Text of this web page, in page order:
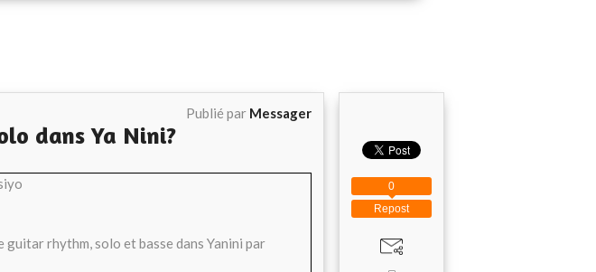
Publié par Messager
dans Ya Nini?
guitar rhythm, solo et basse dans Yanini par
Repost
0